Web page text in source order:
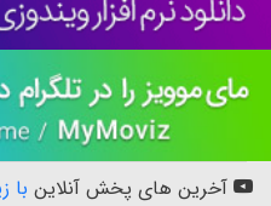
آخرین های پخش آنلاین با